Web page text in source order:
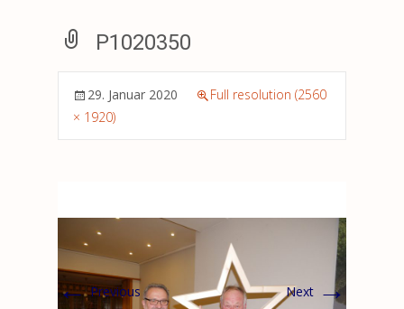
P1020350
29. Januar 2020
Full resolution (2560
× 1920)
←Previous Next →